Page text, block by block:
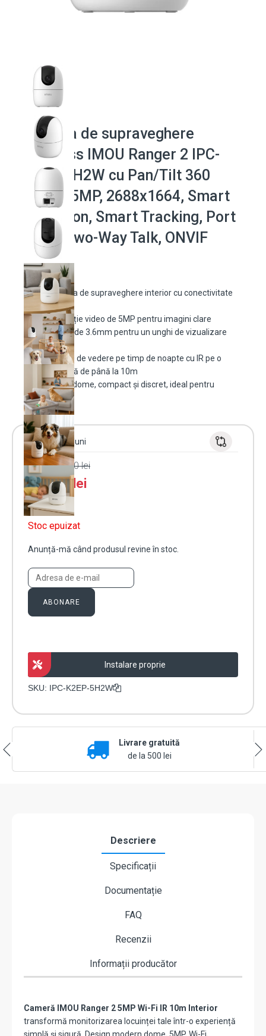
Camera de supraveghere
Wireless IMOU Ranger 2 IPC-
K2EP-5H2W cu Pan/Tilt 360
grade, 5MP, 2688x1664, Smart
Detection, Smart Tracking, Port
RJ45, Two-Way Talk, ONVIF
Camera de supraveghere interior cu conectivitate
Wi-Fi
Rezoluție video de 5MP pentru imagini clare
Lentilă de 3.6mm pentru un unghi de vizualizare
extins
Funcție de vedere pe timp de noapte cu IR pe o
distanță de până la 10m
Model dome, compact și discret, ideal pentru
interior
Garanție 24 luni
PRP:170.00lei
135.99 lei
Stoc epuizat
Anunță-mă când produsul revine în stoc.
ABONARE
Instalare proprie
SKU: IPC-K2EP-5H2W
Livrare gratuită
de la 500 lei
Descriere
Specificații
Documentație
FAQ
Recenzii
Informații producător
Cameră IMOU Ranger 2 5MP Wi-Fi IR 10m Interior
transformă monitorizarea locuinței tale într-o experiență